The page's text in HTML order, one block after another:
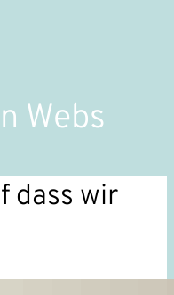
Webs
dass wir